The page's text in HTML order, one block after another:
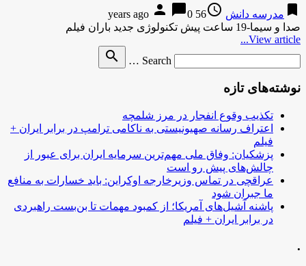
bookmark مدرسه دانش access_time
56 years ago
person chat_bubble0
صدا و سیما-19 ساعت پیش تکنولوژی جدید باران فیلم
View article...
Search …
search
نوشته‌های تازه
تکذیب وقوع انفجار در مرز شلمچه
اعتراف رسانه صهیونیستی به ناکامی ترامپ در برابر ایران +
فیلم
پزشکیان: وفاق ملی مهم‌ترین سرمایه ایران برای عبور از
چالش‌های پیش رو است
عراقچی در تماس وزیرخارجه اوکراین: باید خسارات به منافع
ما جبران شود
پاشنه آشیل‌های آمریکا؛ از کمبود مهمات تا بن‌بست راهبردی
در برابر ایران + فیلم
.